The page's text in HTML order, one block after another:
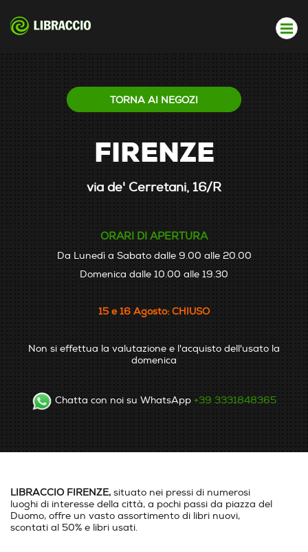
TORNA AI NEGOZI
FIRENZE
via de' Cerretani, 16/R
ORARI DI APERTURA
Da Lunedì a Sabato dalle 9.00 alle 20.00
Domenica dalle 10.00 alle 19.30
15 e 16 Agosto: CHIUSO
Non si effettua la valutazione e l'acquisto dell'usato la
domenica
Chatta con noi su WhatsApp +39 3331848365
LIBRACCIO FIRENZE, situato nei pressi di numerosi
luoghi di interesse della città, a pochi passi da piazza del
Duomo, offre un vasto assortimento di libri nuovi,
scontati al 50% e libri usati.